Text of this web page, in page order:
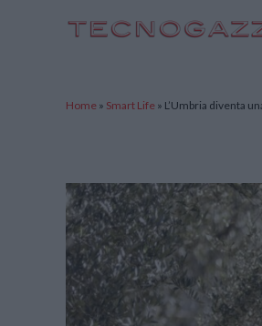
Home » Smart Life » L’Umbria diventa